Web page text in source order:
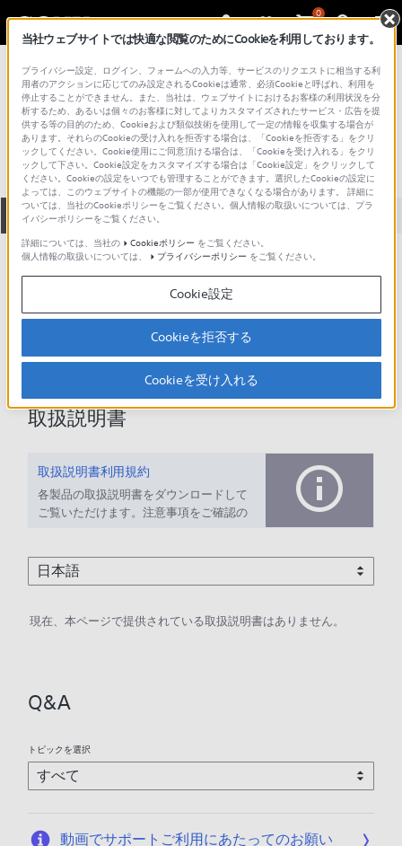
0
総合サポート・お問い合わせ プロフェッショナル／業務用
PRO16-2095
全て ダウンロード 取扱説明書 Q&A
ダウンロード
現在、本ページで提供されているアップデート情報はありませ
取扱説明書
取扱説明書利用規約
各製品の取扱説明書をダウンロードして
ご覧いただけます。注意事項をご確認の
現在、本ページで提供されている取扱説明書はありません。
Q&A
トピックを選択
動画でサポートご利用にあたってのお願い
当社ウェブサイトでは快適な閲覧のためにCookieを利用しております。
プライバシー設定、ログイン、フォームへの入力等、サービスのリクエストに相当する利
用者のアクションに応じてのみ設定されるCookieは通常、必須Cookieと呼ばれ、利用を
停止することができません。また、当社は、ウェブサイトにおけるお客様の利用状況を分
析するため、あるいは個々のお客様に対してよりカスタマイズされたサービス・広告を提
供する等の目的のため、Cookieおよび類似技術を使用して一定の情報を収集する場合が
あります。それらのCookieの受け入れを拒否する場合は、「Cookieを拒否する」をクリ
ックしてください。Cookie使用にご同意頂ける場合は、「Cookieを受け入れる」をクリ
ックして下さい。Cookie設定をカスタマイズする場合は「Cookie設定」をクリックして
ください。Cookieの設定をいつでも管理することができます。選択したCookieの設定に
よっては、このウェブサイトの機能の一部が使用できなくなる場合があります。 詳細に
ついては、当社のCookieポリシーをご覧ください。個人情報の取扱いについては、プラ
イバシーポリシーをご覧ください。
詳細については、当社の
Cookieポリシー をご覧ください。
個人情報の取扱いについては、
プライバシーポリシー をご覧ください。
Cookie設定
Cookieを拒否する
Cookieを受け入れる